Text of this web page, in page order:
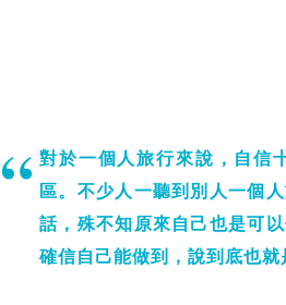
對於一個人旅行來說，自信
區。不少人一聽到別人一個
話，殊不知原來自己也是可
確信自己能做到，說到底也就